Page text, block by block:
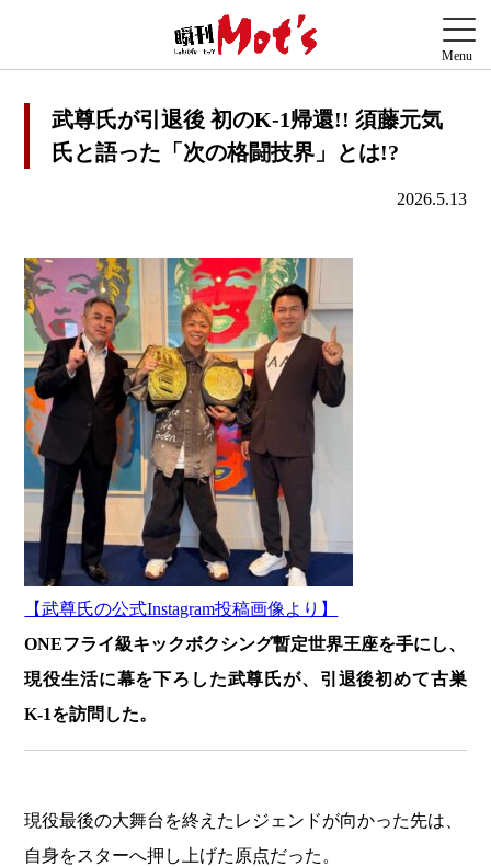
武尊氏が引退後 初のK-1帰還!! 須藤元気
氏と語った「次の格闘技界」とは!?
2026.5.13
【武尊氏の公式Instagram投稿画像より】
ONEフライ級キックボクシング暫定世界王座を手にし、
現役生活に幕を下ろした武尊氏が、引退後初めて古巣
K-1を訪問した。
現役最後の大舞台を終えたレジェンドが向かった先は、
自身をスターへ押し上げた原点だった。